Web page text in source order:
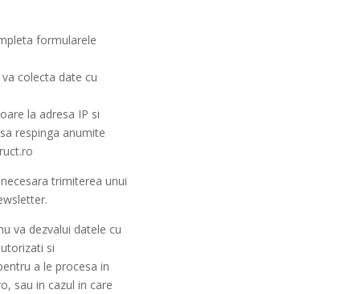
formularele
va colecta date cu
la adresa IP si
respinga anumite
trimiterea unui
va dezvalui datele cu
si
a le procesa in
sau in cazul in care